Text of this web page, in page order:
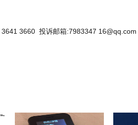
3660 投诉邮箱:7983347 16@qq.com